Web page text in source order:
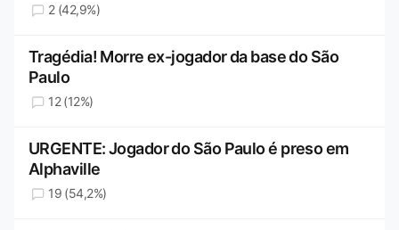
2 (42,9%)
Tragédia! Morre ex-jogador da base do São
Paulo
12 (12%)
URGENTE: Jogador do São Paulo é preso em
Alphaville
19 (54,2%)